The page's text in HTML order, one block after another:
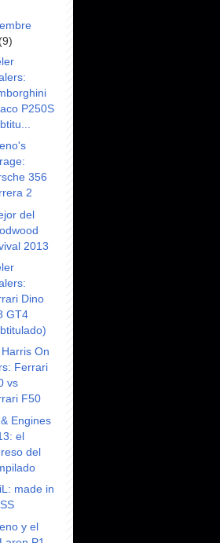
(9)
P250S
356
2
del
2013
Dino
GT4
On
Ferrari
vs
F50
Engines
el
del
made in
y el